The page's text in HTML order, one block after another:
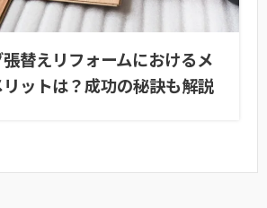
替えリフォームにおけるメ
ットは？成功の秘訣も解説